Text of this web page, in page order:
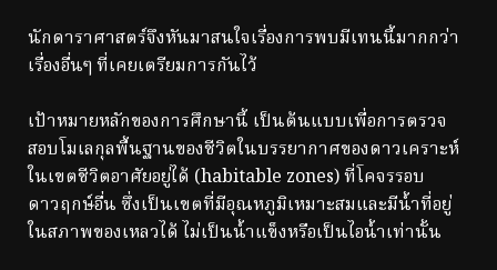
นักดาราศาสตร์จึงหันมาสนใจเรื่องการพบมีเทนนี้มากกว่า
เรื่องอื่นๆ ที่เคยเตรียมการกันไว้
เป้าหมายหลักของการศึกษานี้ เป็นต้นแบบเพื่อการตรวจ
สอบโมเลกุลพื้นฐานของชีวิตในบรรยากาศของดาวเคราะห์
ในเขตชีวิตอาศัยอยู่ได้ (habitable zones) ที่โคจรรอบ
ดาวฤกษ์อื่น ซึ่งเป็นเขตที่มีอุณหภูมิเหมาะสมและมีน้ำที่อยู่
ในสภาพของเหลวได้ ไม่เป็นน้ำแข็งหรือเป็นไอน้ำเท่านั้น